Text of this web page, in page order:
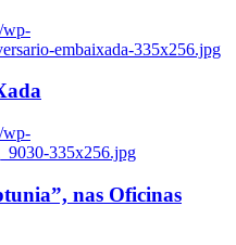
wp-
embaixada-335x256.jpg
wp-
335x256.jpg
nas Oficinas